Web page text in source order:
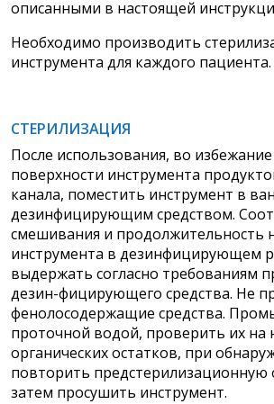
описанными в настоящей
Необходимо производить
инструмента для каждого пациента.
СТЕРИЛИЗАЦИЯ
После использования, во
поверхности инструмента
канала, поместить инструмент в
дезинфицирующим средством.
смешивания и продолжительность
инструмента в дезинфицирующем
выдержать согласно требованиям
дезин-фицирующего средства. Не
фенолосодержащие средства.
проточной водой, проверить их на
органических остатков, при
повторить предстерилизационную
затем просушить инструмент.